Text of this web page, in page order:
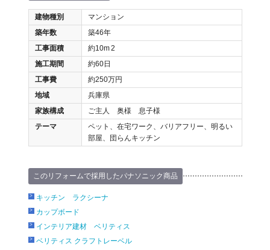
建物種別
マンション
築年数
築46年
工事面積
約10m2
施工期間
約60日
工事費
約250万円
地域
兵庫県
家族構成
ご主人 奥様 息子様
テーマ
ペット、在宅ワーク、バリアフリー、明るい
部屋、団らんキッチン
このリフォームで採用したパナソニック商品
キッチン ラクシーナ
カップボード
インテリア建材 ベリティス
ベリティス クラフトレーベル